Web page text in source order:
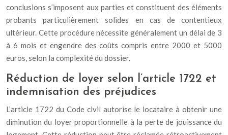
conclusions s’imposent aux parties et constituent des éléments
probants particulièrement solides en cas de contentieux
ultérieur. Cette procédure nécessite généralement un délai de 3
à 6 mois et engendre des coûts compris entre 2000 et 5000
euros, selon la complexité du dossier.
Réduction de loyer selon l’article 1722 et
indemnisation des préjudices
L’article 1722 du Code civil autorise le locataire à obtenir une
diminution du loyer proportionnelle à la perte de jouissance du